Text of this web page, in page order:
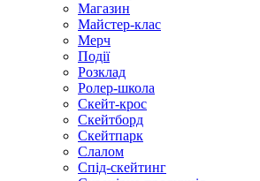
Магазин
Майстер-клас
Мерч
Події
Розклад
Ролер-школа
Скейт-крос
Скейтборд
Скейтпарк
Слалом
Спід-скейтинг